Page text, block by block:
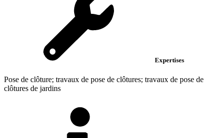
Expertises
Pose de clôture; travaux de pose de clôtures; travaux de pose de
clôtures de jardins